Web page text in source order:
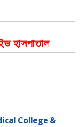
হাসপাতাল
College &